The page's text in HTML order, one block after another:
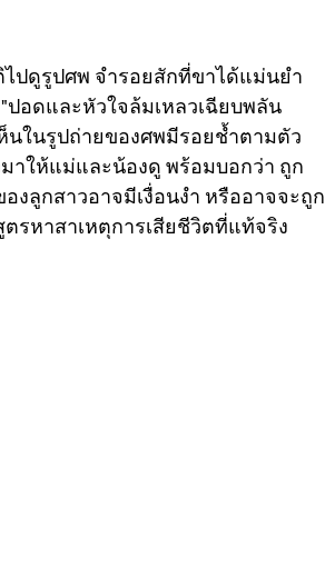
ปดูรูปศพ จำรอยสักที่ขาได้แม่นยำ
ปอดและหัวใจล้มเหลวเฉียบพลัน
นในรูปถ่ายของศพมีรอยช้ำตามตัว
าให้แม่และน้องดู พร้อมบอกว่า ถูก
งลูกสาวอาจมีเงื่อนงำ หรืออาจจะถูก
รหาสาเหตุการเสียชีวิตที่แท้จริง